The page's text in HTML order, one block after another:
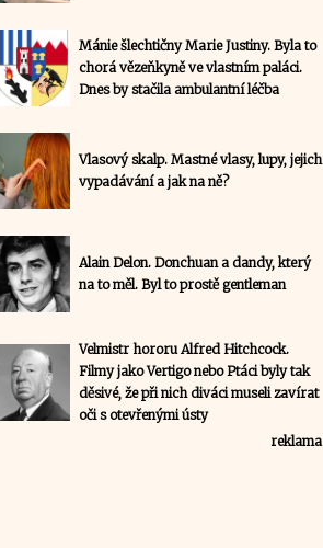
Mánie šlechtičny Marie Justiny. Byla to
chorá vězeňkyně ve vlastním paláci.
Dnes by stačila ambulantní léčba
Vlasový skalp. Mastné vlasy, lupy, jejich
vypadávání a jak na ně?
Alain Delon. Donchuan a dandy, který
na to měl. Byl to prostě gentleman
Velmistr hororu Alfred Hitchcock.
Filmy jako Vertigo nebo Ptáci byly tak
děsivé, že při nich diváci museli zavírat
oči s otevřenými ústy
reklama